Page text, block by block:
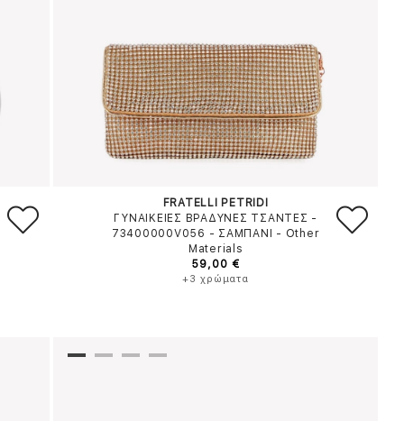
FRATELLI PETRIDI
ΓΥΝΑΙΚΕΙΕΣ ΒΡΑΔΥΝΕΣ ΤΣΑΝΤΕΣ -
73400000V056 - ΣΑΜΠΑΝΙ - Other
Materials
59,00 €
+3 χρώματα